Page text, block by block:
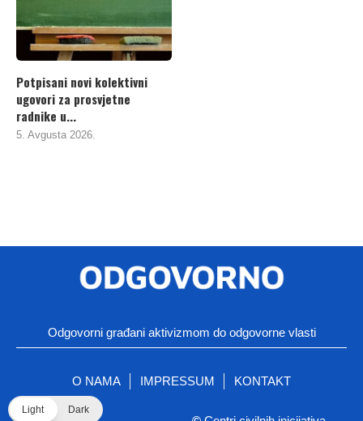
Potpisani novi kolektivni
ugovori za prosvjetne
radnike u...
5. Avgusta 2026.
Odgovorni građani aktivizmom do odgovorne vlasti
O NAMA IMPRESSUM KONTAKT
Light Dark